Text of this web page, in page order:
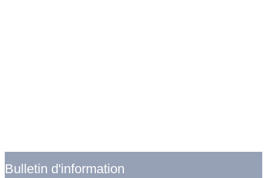
Bulletin d'information